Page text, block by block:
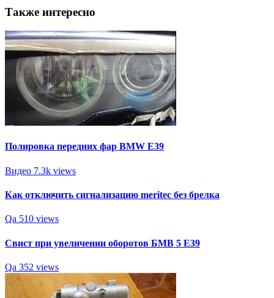
Также интересно
Полировка передних фар BMW E39
Видео 7.3k views
Как отключить сигнализацию meritec без брелка
Qa 510 views
Свист при увеличении оборотов БМВ 5 Е39
Qa 352 views